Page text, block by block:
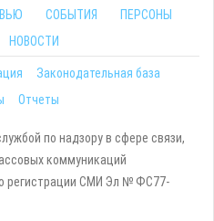
СОБЫТИЯ
ПЕРСОНЫ
НОВОСТИ
Законодательная база
Отчеты
по надзору в сфере связи,
коммуникаций
регистрации СМИ Эл № ФС77-